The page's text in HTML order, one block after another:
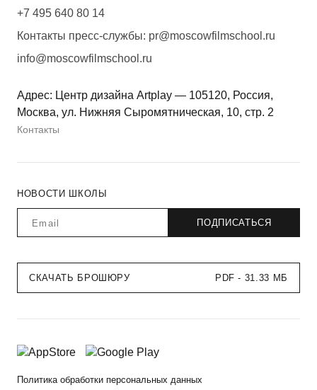
+7 495 640 80 14
Контакты пресс-службы: pr@moscowfilmschool.ru
info@moscowfilmschool.ru
Адрес: Центр дизайна Artplay — 105120, Россия,
Москва, ул. Нижняя Сыромятническая, 10, стр. 2
Контакты
НОВОСТИ ШКОЛЫ
СКАЧАТЬ БРОШЮРУ PDF - 31.33 МБ
Политика обработки персональных данных